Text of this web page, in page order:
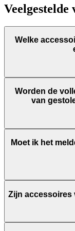
Veelgestelde
Welke
Worden de
van
Moet ik het
Zijn accessoires